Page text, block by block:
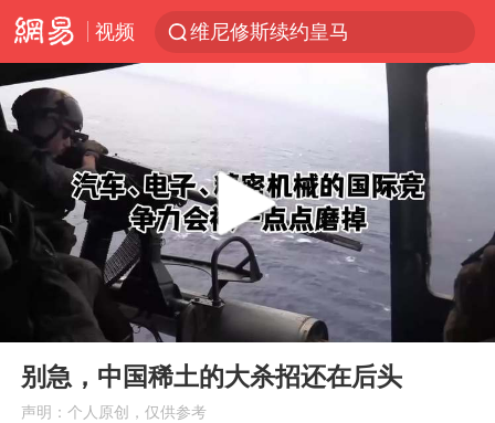
视频
维尼修斯续约皇马
申军良称梅姨的实际年龄仍是谜
OpenAI为免费用户升级GPT-5.6 Luna
台风白海豚最新路径研判来了
我国编制完成新版全月地质图
毛宁转发梯田音乐会视频海外网友赞叹
看守所辅警收受10万获刑1年
Play
00:00
别急，中国稀土的大杀招还在后头
声明：个人原创，仅供参考